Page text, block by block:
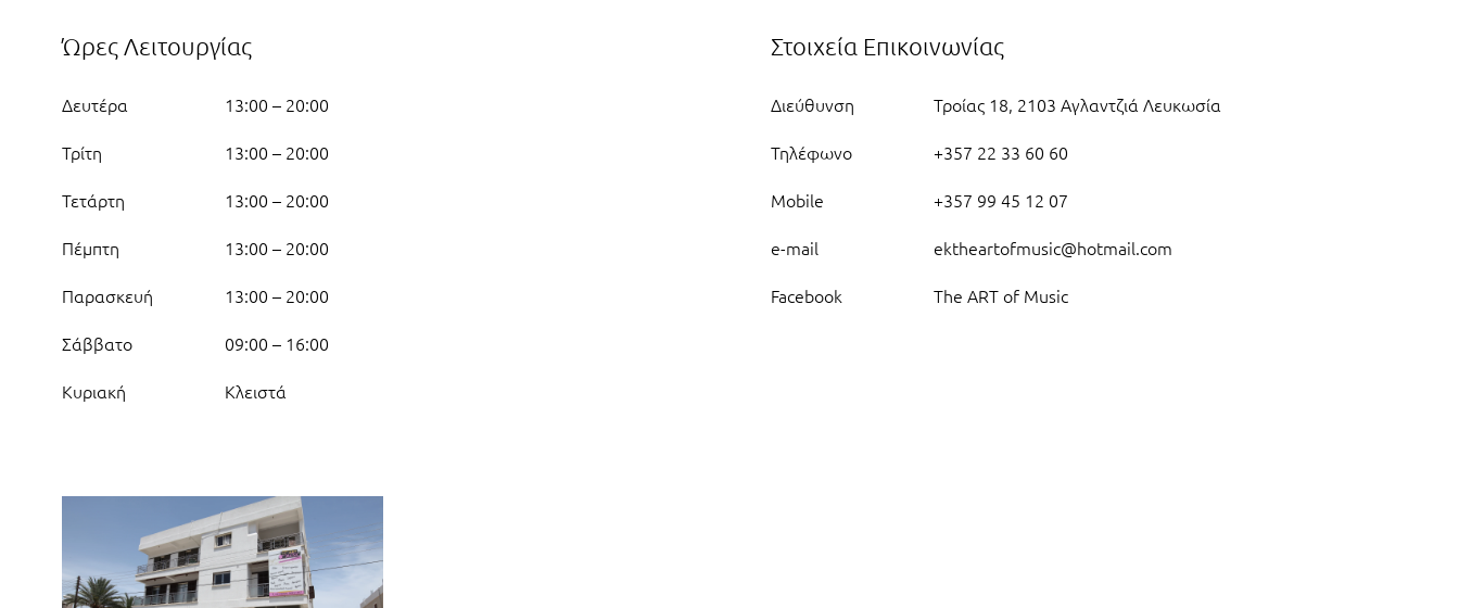
Ώρες Λειτουργίας
Δευτέρα
13:00 – 20:00
Τρίτη
13:00 – 20:00
Τετάρτη
13:00 – 20:00
Πέμπτη
13:00 – 20:00
Παρασκευή
13:00 – 20:00
Σάββατο
09:00 – 16:00
Κυριακή
Κλειστά
Στοιχεία Επικοινωνίας
Διεύθυνση
Τροίας 18, 2103 Αγλαντζιά Λευκωσία
Τηλέφωνο
+357 22 33 60 60
Mobile
+357 99 45 12 07
e-mail
ektheartofmusic@hotmail.com
Facebook
The ART of Music